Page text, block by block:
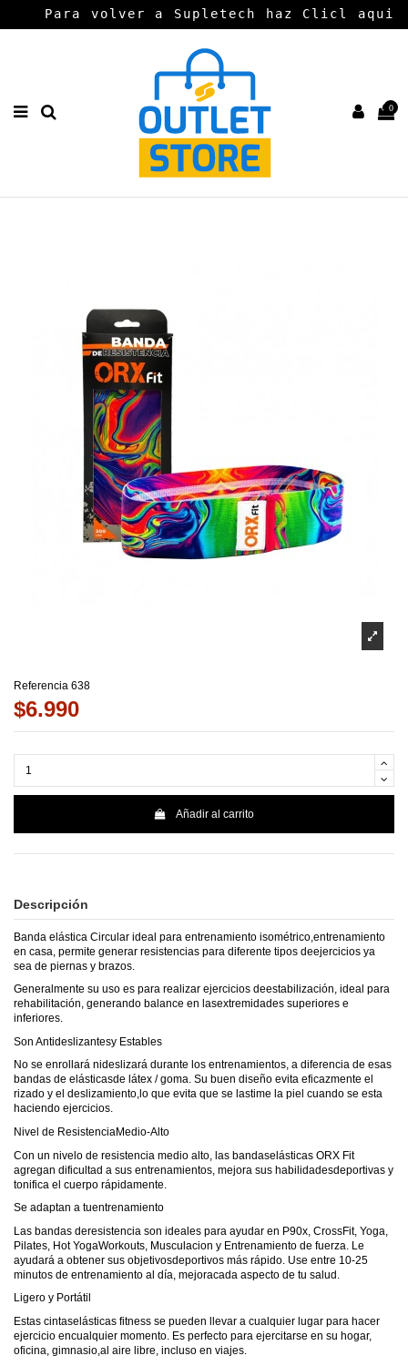
Para volver a Supletech haz Clicl aqui
0
Referencia 638
$6.990
Añadir al carrito
Descripción
Banda elástica Circular ideal para entrenamiento isométrico,entrenamiento
en casa, permite generar resistencias para diferente tipos deejercicios ya
sea de piernas y brazos.
Generalmente su uso es para realizar ejercicios deestabilización, ideal para
rehabilitación, generando balance en lasextremidades superiores e
inferiores.
Son Antideslizantesy Estables
No se enrollará nideslizará durante los entrenamientos, a diferencia de esas
bandas de elásticasde látex / goma. Su buen diseño evita eficazmente el
rizado y el deslizamiento,lo que evita que se lastime la piel cuando se esta
haciendo ejercicios.
Nivel de ResistenciaMedio-Alto
Con un nivelo de resistencia medio alto, las bandaselásticas ORX Fit
agregan dificultad a sus entrenamientos, mejora sus habilidadesdeportivas y
tonifica el cuerpo rápidamente.
Se adaptan a tuentrenamiento
Las bandas deresistencia son ideales para ayudar en P90x, CrossFit, Yoga,
Pilates, Hot YogaWorkouts, Musculacion y Entrenamiento de fuerza. Le
ayudará a obtener sus objetivosdeportivos más rápido. Use entre 10-25
minutos de entrenamiento al día, mejoracada aspecto de tu salud.
Ligero y Portátil
Estas cintaselásticas fitness se pueden llevar a cualquier lugar para hacer
ejercicio encualquier momento. Es perfecto para ejercitarse en su hogar,
oficina, gimnasio,al aire libre, incluso en viajes.